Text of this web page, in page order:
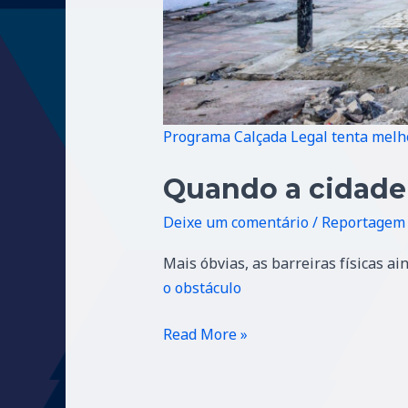
Programa Calçada Legal tenta
Quando a
Deixe um comentário/ Reportagem
Mais óbvias, as barreiras físicas
o obstáculo
Read More »